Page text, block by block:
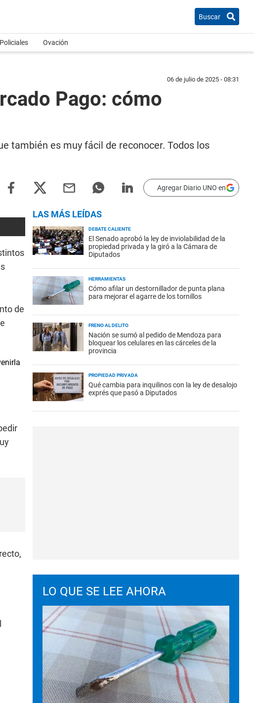
Buscar
Policiales Ovación
06 de julio de 2025 - 08:31
Pago: cómo
también es muy fácil de reconocer. Todos los
Agregar Diario UNO en
de
LAS MÁS LEÍDAS
DEBATE CALIENTE
El Senado aprobó la ley de inviolabilidad de la
propiedad privada y la giró a la Cámara de
Diputados
HERRAMIENTAS
Cómo afilar un destornillador de punta plana
para mejorar el agarre de los tornillos
FRENO AL DELITO
Nación se sumó al pedido de Mendoza para
bloquear los celulares en las cárceles de la
provincia
PROPIEDAD PRIVADA
Qué cambia para inquilinos con la ley de desalojo
exprés que pasó a Diputados
LO QUE SE LEE AHORA